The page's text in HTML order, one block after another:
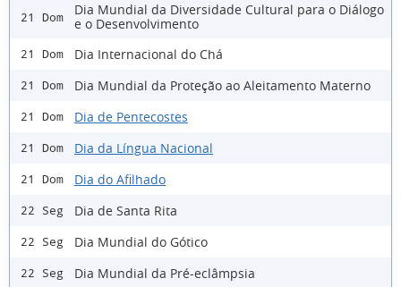
21 Dom
Dia Mundial da Diversidade Cultural para o Diálogo
e o Desenvolvimento
21 Dom Dia Internacional do Chá
21 Dom Dia Mundial da Proteção ao Aleitamento Materno
21 Dom Dia de Pentecostes
21 Dom Dia da Língua Nacional
21 Dom Dia do Afilhado
22 Seg Dia de Santa Rita
22 Seg Dia Mundial do Gótico
22 Seg Dia Mundial da Pré-eclâmpsia